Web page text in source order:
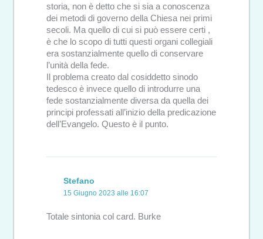
storia, non è detto che si sia a conoscenza
dei metodi di governo della Chiesa nei primi
secoli. Ma quello di cui si può essere certi ,
è che lo scopo di tutti questi organi collegiali
era sostanzialmente quello di conservare
l’unità della fede.
Il problema creato dal cosiddetto sinodo
tedesco è invece quello di introdurre una
fede sostanzialmente diversa da quella dei
principi professati all’inizio della predicazione
dell’Evangelo. Questo è il punto.
Stefano
15 Giugno 2023 alle 16:07
Totale sintonia col card. Burke